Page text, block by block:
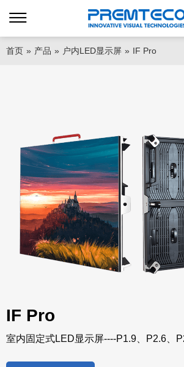
首页 » 产品 » 户内LED显示屏 » IF Pro
IF Pro
室内固定式LED显示屏----P1.9、P2.6、